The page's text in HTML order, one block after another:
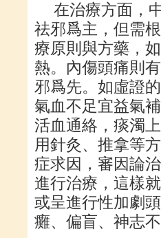
在治療方面，
祛邪爲主，但需
療原則與方藥，
熱。內傷頭痛則
邪爲先。如虛證
氣血不足宜益氣
活血通絡，痰濁
用針灸、推拿等
症求因，審因論
進行治療，這樣
或呈進行性加劇
癱、偏盲、神志